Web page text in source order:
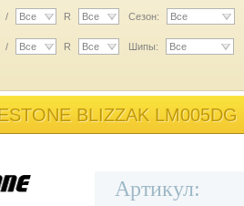
/ Все R Все Сезон: Все
/ Все R Все Шипы: Все
BLIZZAK LM005DG
Артикул: